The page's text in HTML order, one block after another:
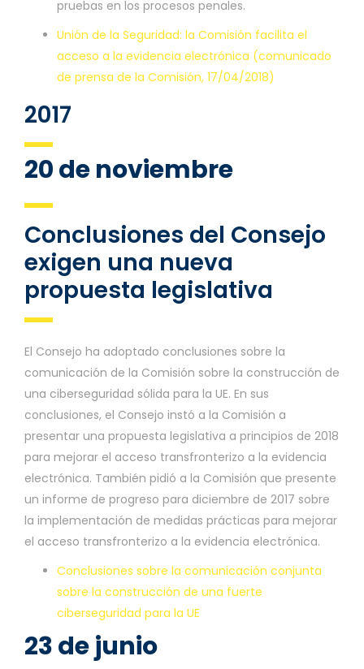
pruebas en los procesos penales.
Unión de la Seguridad: la Comisión facilita el
acceso a la evidencia electrónica (comunicado
de prensa de la Comisión, 17/04/2018)
2017
20 de noviembre
Conclusiones del Consejo
exigen una nueva
propuesta legislativa
El Consejo ha adoptado conclusiones sobre la
comunicación de la Comisión sobre la construcción de
una ciberseguridad sólida para la UE. En sus
conclusiones, el Consejo instó a la Comisión a
presentar una propuesta legislativa a principios de 2018
para mejorar el acceso transfronterizo a la evidencia
electrónica. También pidió a la Comisión que presente
un informe de progreso para diciembre de 2017 sobre
la implementación de medidas prácticas para mejorar
el acceso transfronterizo a la evidencia electrónica.
Conclusiones sobre la comunicación conjunta
sobre la construcción de una fuerte
ciberseguridad para la UE
23 de junio